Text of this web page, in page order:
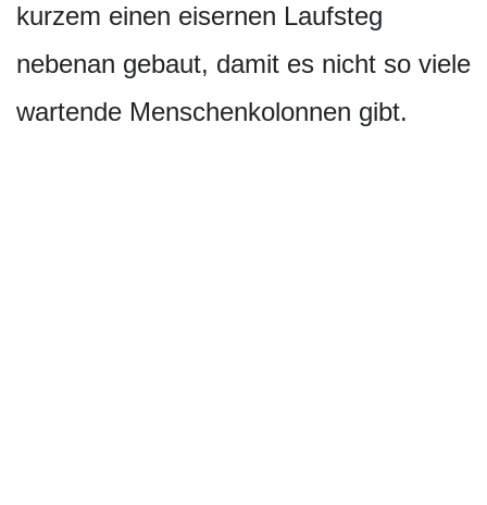
kurzem einen eisernen Laufsteg
nebenan gebaut, damit es nicht so viele
wartende Menschenkolon­nen gibt.